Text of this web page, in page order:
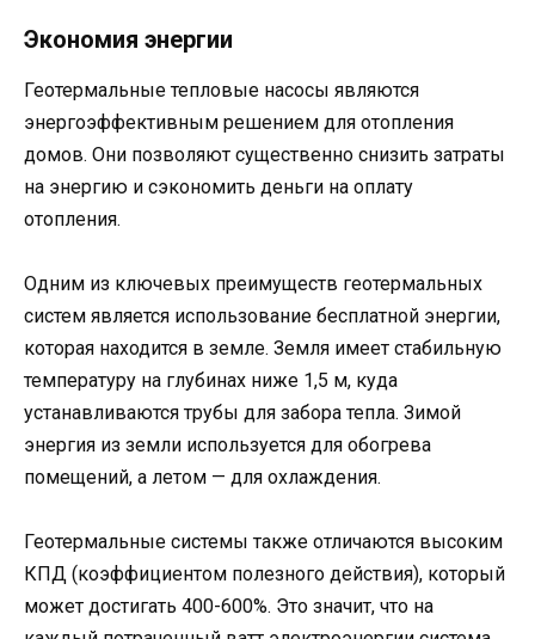
Экономия энергии
Геотермальные тепловые насосы являются
энергоэффективным решением для отопления
домов. Они позволяют существенно снизить затраты
на энергию и сэкономить деньги на оплату
отопления.
Одним из ключевых преимуществ геотермальных
систем является использование бесплатной энергии,
которая находится в земле. Земля имеет стабильную
температуру на глубинах ниже 1,5 м, куда
устанавливаются трубы для забора тепла. Зимой
энергия из земли используется для обогрева
помещений, а летом — для охлаждения.
Геотермальные системы также отличаются высоким
КПД (коэффициентом полезного действия), который
может достигать 400-600%. Это значит, что на